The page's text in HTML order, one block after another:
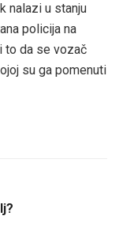
nalazi u stanju
policija na
to da se vozač
su ga pomenuti